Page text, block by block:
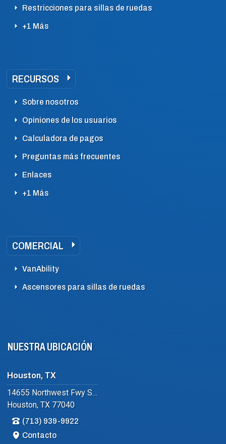
Restricciones para sillas de ruedas
+1 Más
RECURSOS
Sobre nosotros
Opiniones de los usuarios
Calculadora de pagos
Preguntas más frecuentes
Enlaces
+1 Más
COMERCIAL
VanAbility
Ascensores para sillas de ruedas
NUESTRA UBICACIÓN
Houston, TX
14655 Northwest Fwy Suite #102
Houston, TX 77040
(713) 939-9922
Contacto